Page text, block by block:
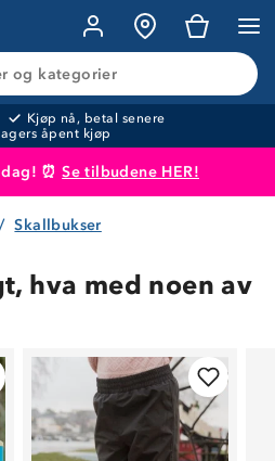
og kategorier
Kjøp nå, betal senere
åpent kjøp
dag! ⏰Se tilbudene HER!
i handlekurven
Skallbukser
hva med noen av